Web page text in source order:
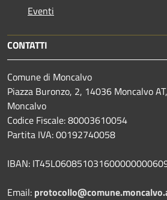
Eventi
CONTATTI
Comune di Moncalvo
Piazza Buronzo, 2, 14036 Moncalvo
Moncalvo
Codice Fiscale: 80003610054
Partita IVA: 00192740058
IBAN:
Email: